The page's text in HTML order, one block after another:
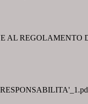
AL REGOLAMENTO